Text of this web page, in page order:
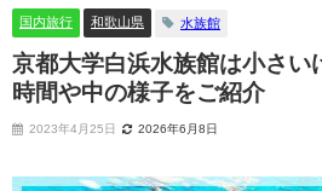
国内旅行 和歌山県 水族館
京都大学白浜水族館は小さい
時間や中の様子をご紹介
2023年4月25日 2026年6月8日